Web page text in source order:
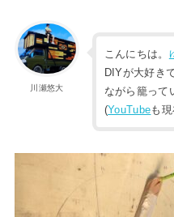
川瀬悠大
こんにちは。
DIYが大好き
ながら籠って
(YouTubeも